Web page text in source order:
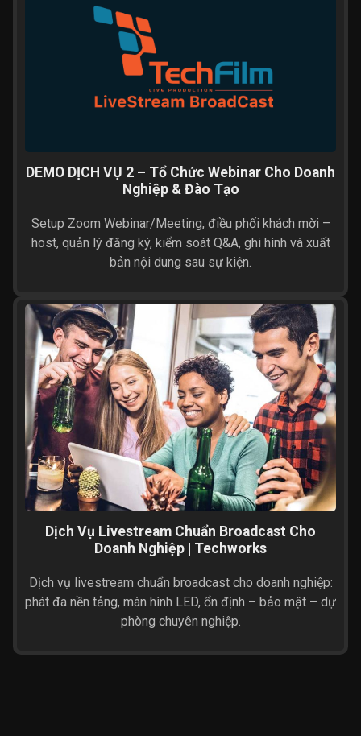
DEMO DỊCH VỤ 2 – Tổ Chức Webinar Cho Doanh
Nghiệp & Đào Tạo
Setup Zoom Webinar/Meeting, điều phối khách mời –
host, quản lý đăng ký, kiểm soát Q&A, ghi hình và xuất
bản nội dung sau sự kiện.
Dịch Vụ Livestream Chuẩn Broadcast Cho
Doanh Nghiệp | Techworks
Dịch vụ livestream chuẩn broadcast cho doanh nghiệp:
phát đa nền tảng, màn hình LED, ổn định – bảo mật – dự
phòng chuyên nghiệp.